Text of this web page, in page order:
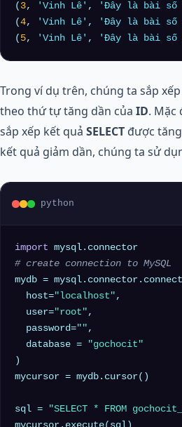
( 3, 'Vinh Lê' , 'Đây là bài số
( 4, 'Vinh Lê' , 'Đây là bài số
( 5, 'Vinh Lê' , 'Đây là bài số
Trong ví dụ trên, chúng ta sắp
theo thứ tự tăng dần của ID. Mặc
sắp xếp kết quả SELECT được
kết quả giảm dần, chúng ta sử
python
import
# create connection to MySQL
mydb =
  host=
"localhost" ,
  user=
"root" ,
  password=
"" ,
  database =
"gochocit"
)
mycursor = mydb.cursor()
sql =
"SELECT * FROM